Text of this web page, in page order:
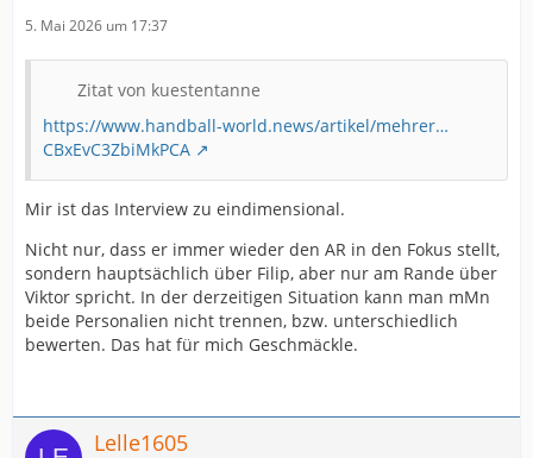
5. Mai 2026 um 17:37
Zitat von kuestentanne
https://www.handball-world.news/artikel/mehrer…
CBxEvC3ZbiMkPCA
Mir ist das Interview zu eindimensional.
Nicht nur, dass er immer wieder den AR in den Fokus stellt,
sondern hauptsächlich über Filip, aber nur am Rande über
Viktor spricht. In der derzeitigen Situation kann man mMn
beide Personalien nicht trennen, bzw. unterschiedlich
bewerten. Das hat für mich Geschmäckle.
Lelle1605